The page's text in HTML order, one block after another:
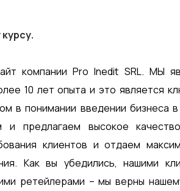
компании Pro Inedit SRL. МЫ
10 лет опыта и это является
в понимании введении бизнеса
предлагаем высокое
клиентов и отдаем
Как вы убедились, нашими
ретейлерами – мы верны